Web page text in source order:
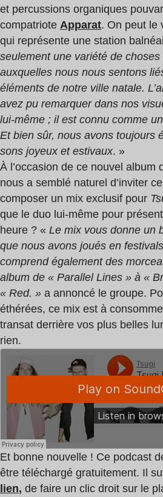
et percussions organiques
compatriote Apparat. On peut le
qui représente une station
seulement une variété de
auxquelles nous nous sentons
éléments de notre ville natale.
avez pu remarquer dans nos
lui-même ; il est connu comme
Et bien sûr, nous avons toujours
sons joyeux et estivaux. »
À l’occasion de ce nouvel album
nous a semblé naturel d’inviter
composer un mix exclusif pour
que le duo lui-même pour
heure ? « Le mix vous donne un
que nous avons joués en
comprend également des
album de « Parallel Lines » à «
« Red. » a annoncé le groupe.
éthérées, ce mix est à
transat derrière vos plus belles
rien.
Et bonne nouvelle ! Ce podcast
être téléchargé gratuitement. Il
lien, de faire un clic droit sur le